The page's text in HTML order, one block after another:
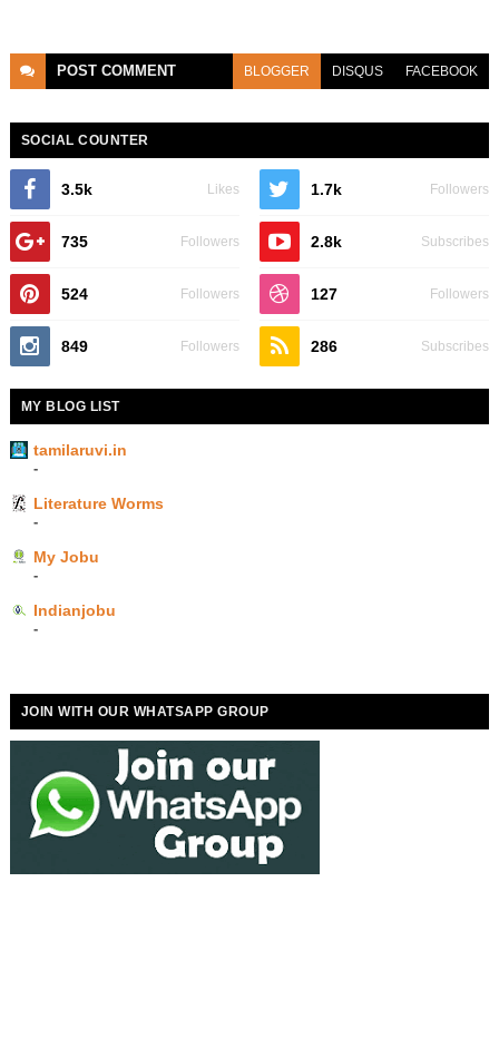
POST COMMENT BLOGGER DISQUS FACEBOOK
SOCIAL COUNTER
3.5k Likes 1.7k Followers
735 Followers 2.8k Subscribes
524 Followers 127 Followers
849 Followers 286 Subscribes
MY BLOG LIST
tamilaruvi.in
-
Literature Worms
-
My Jobu
-
Indianjobu
-
JOIN WITH OUR WHATSAPP GROUP